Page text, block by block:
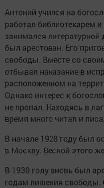
Антоний учился на
работал библиотекарем
занимался литературной
был арестован. Его
свободы. Вместе со
отбывал наказание в
расположенном на
Однако интерес к
не пропал. Находясь в
время много читал и
В начале 1928 году был
в Москву. Весной этого
В 1930 году вновь был
годам лишения свободы.